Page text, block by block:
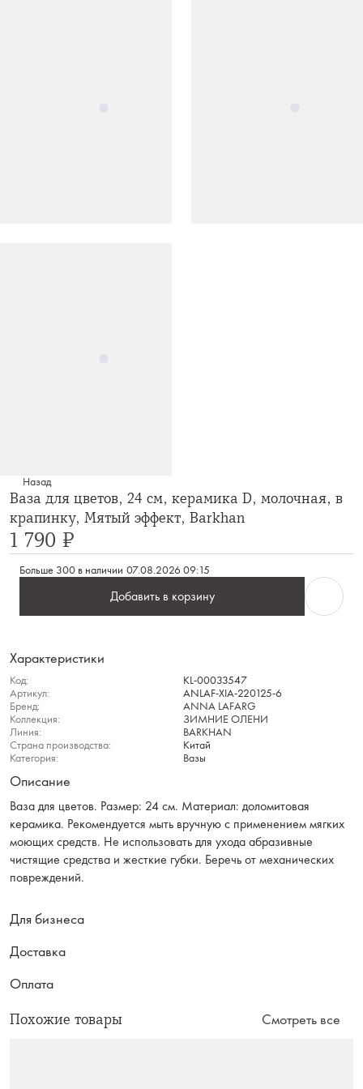
Назад
Ваза для цветов, 24 см, керамика D, молочная, в
крапинку, Мятый эффект, Barkhan
1 790 ₽
Больше 300 в наличии 07.08.2026 09:15
Добавить в корзину
Характеристики
Код:
KL-00033547
Артикул:
ANLAF-XIA-220125-6
Бренд:
ANNA LAFARG
Коллекция:
ЗИМНИЕ ОЛЕНИ
Линия:
BARKHAN
Страна производства:
Китай
Категория:
Вазы
Описание
Ваза для цветов. Размер: 24 см. Материал: доломитовая
керамика. Рекомендуется мыть вручную с применением мягких
моющих средств. Не использовать для ухода абразивные
чистящие средства и жесткие губки. Беречь от механических
повреждений.
Для бизнеса
Доставка
Оплата
Похожие товары Смотреть все